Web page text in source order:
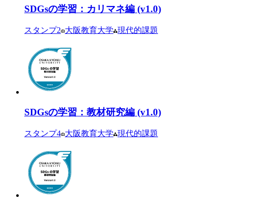
SDGsの学習：カリマネ編 (v1.0)
スタンプ2 大阪教育大学 現代的課題
SDGsの学習：教材研究編 (v1.0)
スタンプ4 大阪教育大学 現代的課題